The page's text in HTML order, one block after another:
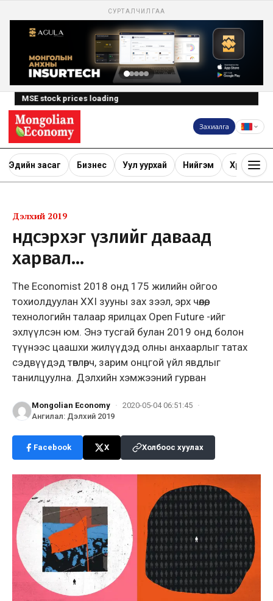
СУРТАЛЧИЛГАА
MSE stock prices loading
Захиалга
Эдийн засаг Бизнес Уул уурхай Нийгэм Хөрөнгө
Дэлхий 2019
Үндсэрхэг үзлийг даваад
харвал…
The Economist 2018 онд 175 жилийн ойгоо
тохиолдуулан XXI зууны зах зээл, эрх чөлөө,
технологийн талаар ярилцах Open Future -ийг
эхлүүлсэн юм. Энэ тусгай булан 2019 онд болон
түүнээс цаашхи жилүүдэд олны анхаарлыг татах
сэдвүүдэд төвлөрч, зарим онцгой үйл явдлыг
танилцуулна. Дэлхийн хэмжээний гурван
Mongolian Economy · 2020-05-04 06:51:45 ·
Ангилал: Дэлхий 2019
Facebook X Холбоос хуулах